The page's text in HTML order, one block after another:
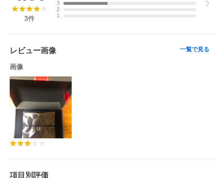
TEL：03-6743-0938
営業時間：10：00から17：00【土日祝を除く】
3件
3
2
1
レビュー画像 一覧で見る
画像
項目別評価